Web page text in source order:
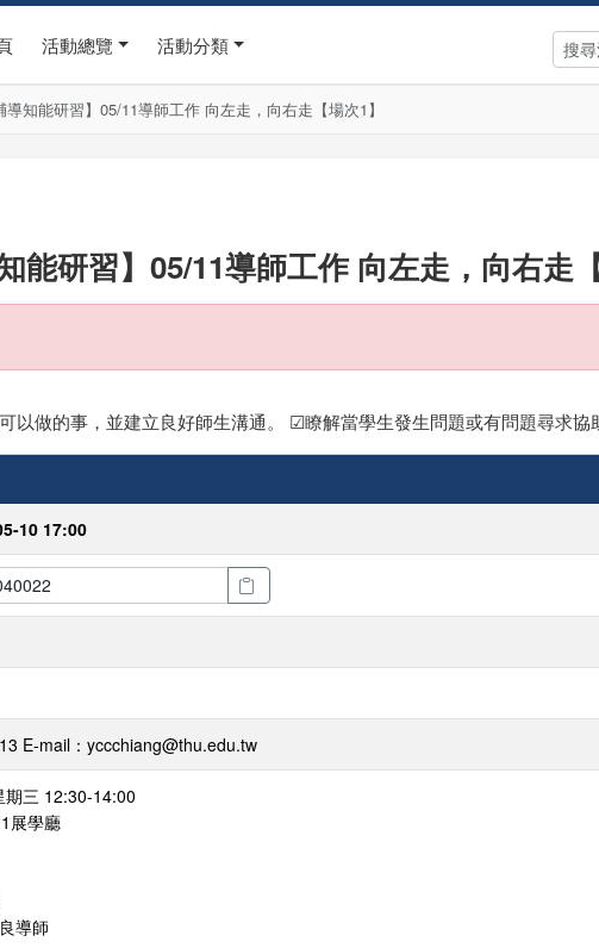
活動總覽 活動分類
知能研習】05/11導師工作 向左走，向右走【場次1】
能研習】05/11導師工作 向左走，向右走
做的事，並建立良好師生溝通。 ☑瞭解當學生發生問題或有問題尋求協
10 17:00
E-mail：yccchiang@thu.edu.tw
三 12:30-14:00
展學廳
導師